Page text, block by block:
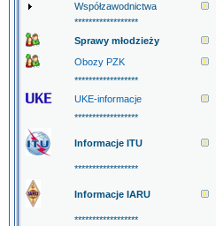
Współzawodnictwa
******************
Sprawy młodzieży
Obozy PZK
******************
UKE-informacje
******************
Informacje ITU
******************
Informacje IARU
******************